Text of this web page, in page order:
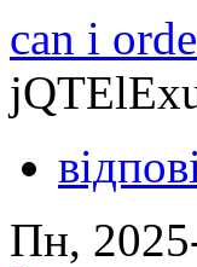
can i
Пн,